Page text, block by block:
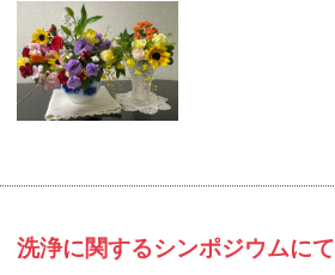
洗浄に関するシンポジウムにて